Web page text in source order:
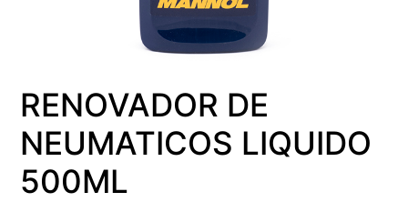
RENOVADOR DE
NEUMATICOS LIQUIDO
500ML